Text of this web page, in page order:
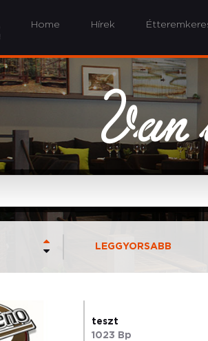
Home Hírek
Van
LEGGYORSABB
teszt
1023 Bp